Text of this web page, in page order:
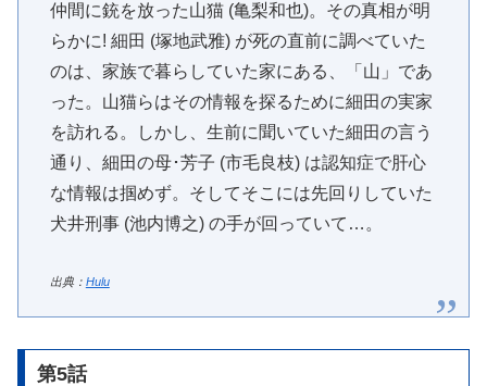
仲間に銃を放った山猫 (亀梨和也)。その真相が明
らかに! 細田 (塚地武雅) が死の直前に調べていた
のは、家族で暮らしていた家にある、「山」であ
った。山猫らはその情報を探るために細田の実家
を訪れる。しかし、生前に聞いていた細田の言う
通り、細田の母･芳子 (市毛良枝) は認知症で肝心
な情報は掴めず。そしてそこには先回りしていた
犬井刑事 (池内博之) の手が回っていて…。
出典： Hulu
第5話